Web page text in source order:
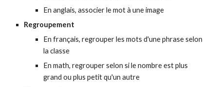
En anglais, associer le mot à une image
Regroupement
En français, regrouper les mots d'une phrase selon
la classe
En math, regrouper selon si le nombre est plus
grand ou plus petit qu'un autre